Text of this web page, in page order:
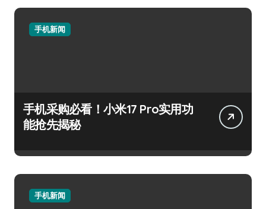
手机新闻
手机采购必看！小米17 Pro实用功
能抢先揭秘
手机新闻